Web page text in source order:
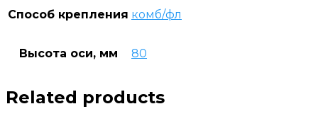
Способ крепления комб/фл
Высота оси, мм 80
Related products